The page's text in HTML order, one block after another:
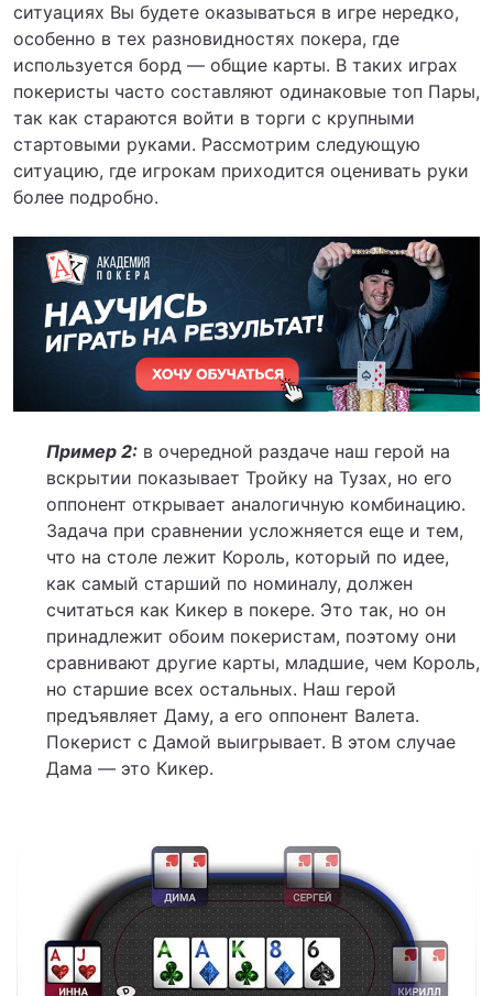
ситуациях Вы будете оказываться в игре нередко,
особенно в тех разновидностях покера, где
используется борд — общие карты. В таких играх
покеристы часто составляют одинаковые топ Пары,
так как стараются войти в торги с крупными
стартовыми руками. Рассмотрим следующую
ситуацию, где игрокам приходится оценивать руки
более подробно.
Пример 2: в очередной раздаче наш герой на
вскрытии показывает Тройку на Тузах, но его
оппонент открывает аналогичную комбинацию.
Задача при сравнении усложняется еще и тем,
что на столе лежит Король, который по идее,
как самый старший по номиналу, должен
считаться как Кикер в покере. Это так, но он
принадлежит обоим покеристам, поэтому они
сравнивают другие карты, младшие, чем Король,
но старшие всех остальных. Наш герой
предъявляет Даму, а его оппонент Валета.
Покерист с Дамой выигрывает. В этом случае
Дама — это Кикер.